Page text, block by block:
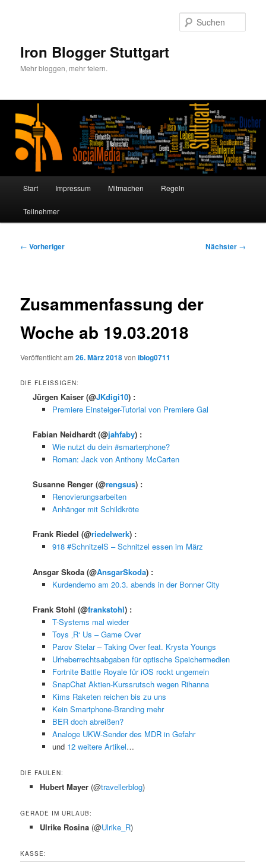
Iron Blogger Stuttgart
Mehr bloggen, mehr feiern.
Start Impressum Mitmachen Regeln
Teilnehmer
Beitragsnavigation
← Vorheriger Nächster →
Zusammenfassung der
Woche ab 19.03.2018
Veröffentlicht am26. März 2018voniblog0711
DIE FLEISSIGEN:
Jürgen Kaiser(@JKdigi10) :
Premiere Einsteiger-Tutorial von Premiere Gal
Fabian Neidhardt(@jahfaby) :
Wie nutzt du dein #smarterphone?
Roman: Jack von Anthony McCarten
Susanne Renger(@rengsus) :
Renovierungsarbeiten
Anhänger mit Schildkröte
Frank Riedel(@riedelwerk) :
918 #SchnitzelS – Schnitzel essen im März
Ansgar Skoda(@AnsgarSkoda) :
Kurdendemo am 20.3. abends in der Bonner City
Frank Stohl(@frankstohl) :
T-Systems mal wieder
Toys ‚R‘ Us – Game Over
Parov Stelar – Taking Over feat. Krysta Youngs
Urheberrechtsabgaben für optische Speichermedien
Fortnite Battle Royale für iOS rockt ungemein
SnapChat Aktien-Kurssrutsch wegen Rihanna
Kims Raketen reichen bis zu uns
Kein Smartphone-Branding mehr
BER doch abreißen?
Analoge UKW-Sender des MDR in Gefahr
und 12 weitere Artikel…
DIE FAULEN:
Hubert Mayer (@travellerblog)
GERADE IM URLAUB:
Ulrike Rosina (@Ulrike_R)
KASSE: